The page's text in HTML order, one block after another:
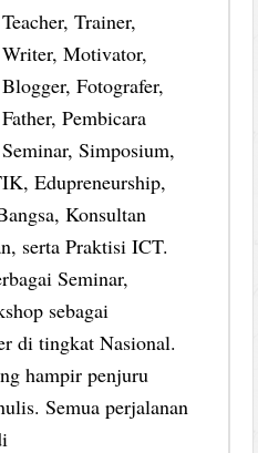
Teacher, Trainer,
Writer, Motivator,
Blogger, Fotografer,
Father, Pembicara
Seminar, Simposium,
Edupreneurship,
Konsultan
serta Praktisi ICT.
Seminar,
sebagai
di tingkat Nasional.
hampir penjuru
Semua perjalanan